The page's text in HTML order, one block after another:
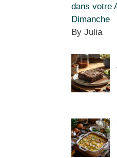
dans votre
Dimanche
By Julia